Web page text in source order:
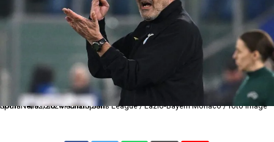
Roma 14/02/2024 - Champions League / Lazio-Bayern Monaco / foto Image Sport Nella foto: Maurizio Sarri